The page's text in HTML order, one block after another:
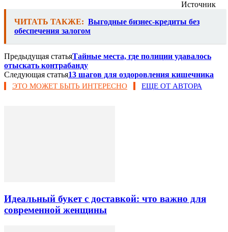
Источник
ЧИТАТЬ ТАКЖЕ: Выгодные бизнес-кредиты без
обеспечения залогом
Предыдущая статьяТайные места, где полиции удавалось
отыскать контрабанду
Следующая статья13 шагов для оздоровления кишечника
ЭТО МОЖЕТ БЫТЬ ИНТЕРЕСНО ЕЩЕ ОТ АВТОРА
Идеальный букет с доставкой: что важно для
современной женщины